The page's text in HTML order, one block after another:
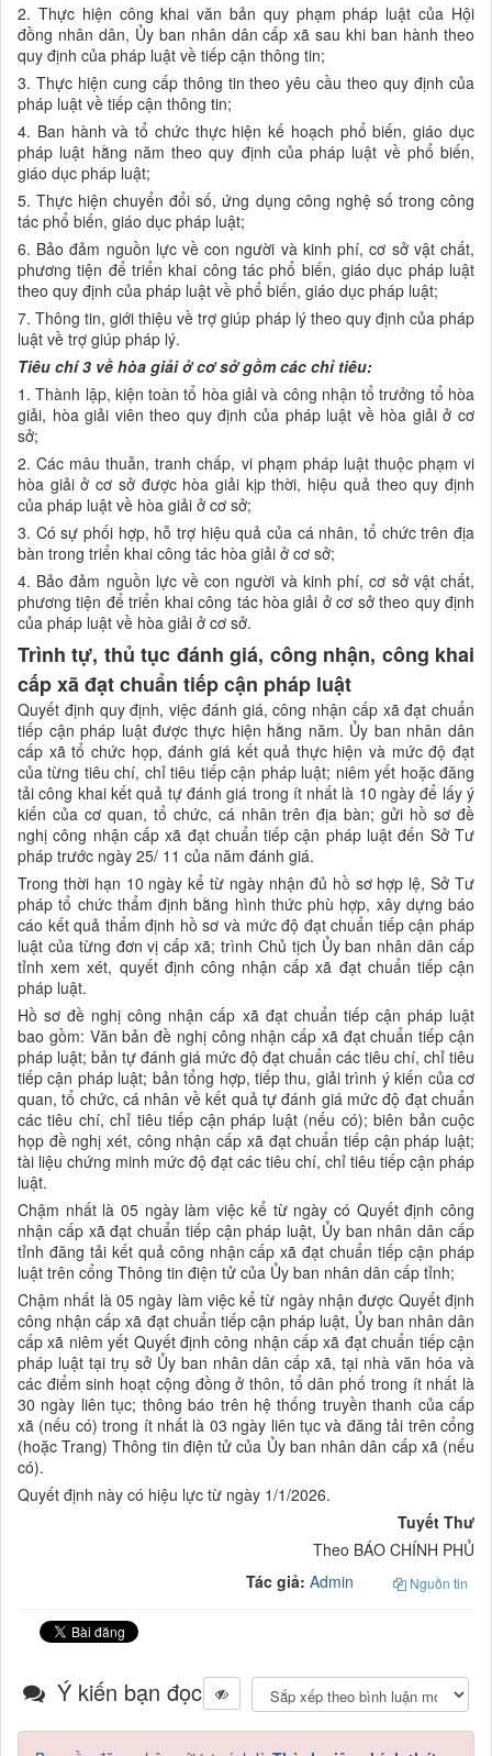
2. Thực hiện công khai văn bản quy phạm pháp luật của Hội
đồng nhân dân, Ủy ban nhân dân cấp xã sau khi ban hành theo
quy định của pháp luật về tiếp cận thông tin;
3. Thực hiện cung cấp thông tin theo yêu cầu theo quy định của
pháp luật về tiếp cận thông tin;
4. Ban hành và tổ chức thực hiện kế hoạch phổ biến, giáo dục
pháp luật hằng năm theo quy định của pháp luật về phổ biến,
giáo dục pháp luật;
5. Thực hiện chuyển đổi số, ứng dụng công nghệ số trong công
tác phổ biến, giáo dục pháp luật;
6. Bảo đảm nguồn lực về con người và kinh phí, cơ sở vật chất,
phương tiện để triển khai công tác phổ biến, giáo dục pháp luật
theo quy định của pháp luật về phổ biến, giáo dục pháp luật;
7. Thông tin, giới thiệu về trợ giúp pháp lý theo quy định của pháp
luật về trợ giúp pháp lý.
Tiêu chí 3 về hòa giải ở cơ sở gồm các chỉ tiêu:
1. Thành lập, kiện toàn tổ hòa giải và công nhận tổ trưởng tổ hòa
giải, hòa giải viên theo quy định của pháp luật về hòa giải ở cơ
sở;
2. Các mâu thuẫn, tranh chấp, vi phạm pháp luật thuộc phạm vi
hòa giải ở cơ sở được hòa giải kịp thời, hiệu quả theo quy định
của pháp luật về hòa giải ở cơ sở;
3. Có sự phối hợp, hỗ trợ hiệu quả của cá nhân, tổ chức trên địa
bàn trong triển khai công tác hòa giải ở cơ sở;
4. Bảo đảm nguồn lực về con người và kinh phí, cơ sở vật chất,
phương tiện để triển khai công tác hòa giải ở cơ sở theo quy định
của pháp luật về hòa giải ở cơ sở.
Trình tự, thủ tục đánh giá, công nhận, công khai
cấp xã đạt chuẩn tiếp cận pháp luật
Quyết định quy định, việc đánh giá, công nhận cấp xã đạt chuẩn
tiếp cận pháp luật được thực hiện hằng năm. Ủy ban nhân dân
cấp xã tổ chức họp, đánh giá kết quả thực hiện và mức độ đạt
của từng tiêu chí, chỉ tiêu tiếp cận pháp luật; niêm yết hoặc đăng
tải công khai kết quả tự đánh giá trong ít nhất là 10 ngày để lấy ý
kiến của cơ quan, tổ chức, cá nhân trên địa bàn; gửi hồ sơ đề
nghị công nhận cấp xã đạt chuẩn tiếp cận pháp luật đến Sở Tư
pháp trước ngày 25/ 11 của năm đánh giá.
Trong thời hạn 10 ngày kể từ ngày nhận đủ hồ sơ hợp lệ, Sở Tư
pháp tổ chức thẩm định bằng hình thức phù hợp, xây dựng báo
cáo kết quả thẩm định hồ sơ và mức độ đạt chuẩn tiếp cận pháp
luật của từng đơn vị cấp xã; trình Chủ tịch Ủy ban nhân dân cấp
tỉnh xem xét, quyết định công nhận cấp xã đạt chuẩn tiếp cận
pháp luật.
Hồ sơ đề nghị công nhận cấp xã đạt chuẩn tiếp cận pháp luật
bao gồm: Văn bản đề nghị công nhận cấp xã đạt chuẩn tiếp cận
pháp luật; bản tự đánh giá mức độ đạt chuẩn các tiêu chí, chỉ tiêu
tiếp cận pháp luật; bản tổng hợp, tiếp thu, giải trình ý kiến của cơ
quan, tổ chức, cá nhân về kết quả tự đánh giá mức độ đạt chuẩn
các tiêu chí, chỉ tiêu tiếp cận pháp luật (nếu có); biên bản cuộc
họp đề nghị xét, công nhận cấp xã đạt chuẩn tiếp cận pháp luật;
tài liệu chứng minh mức độ đạt các tiêu chí, chỉ tiêu tiếp cận pháp
luật.
Chậm nhất là 05 ngày làm việc kể từ ngày có Quyết định công
nhận cấp xã đạt chuẩn tiếp cận pháp luật, Ủy ban nhân dân cấp
tỉnh đăng tải kết quả công nhận cấp xã đạt chuẩn tiếp cận pháp
luật trên cổng Thông tin điện tử của Ủy ban nhân dân cấp tỉnh;
Chậm nhất là 05 ngày làm việc kể từ ngày nhận được Quyết định
công nhận cấp xã đạt chuẩn tiếp cận pháp luật, Ủy ban nhân dân
cấp xã niêm yết Quyết định công nhận cấp xã đạt chuẩn tiếp cận
pháp luật tại trụ sở Ủy ban nhân dân cấp xã, tại nhà văn hóa và
các điểm sinh hoạt cộng đồng ở thôn, tổ dân phố trong ít nhất là
30 ngày liên tục; thông báo trên hệ thống truyền thanh của cấp
xã (nếu có) trong ít nhất là 03 ngày liên tục và đăng tải trên cổng
(hoặc Trang) Thông tin điện tử của Ủy ban nhân dân cấp xã (nếu
có).
Quyết định này có hiệu lực từ ngày 1/1/2026.
Tuyết Thư
Theo BÁO CHÍNH PHỦ
Tác giả: Admin Nguồn tin
Ý kiến bạn đọc